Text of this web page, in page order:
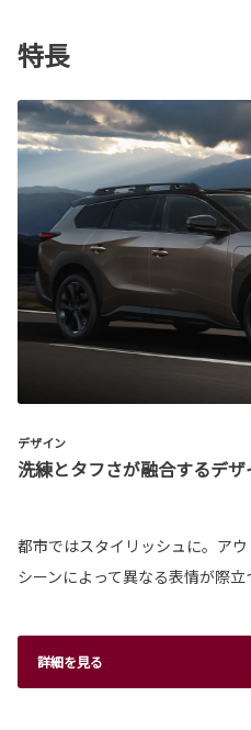
特長
デザイン
洗練とタフさが融合するデザ
都市ではスタイリッシュに。アウ
シーンによって異なる表情が際立
詳細を見る